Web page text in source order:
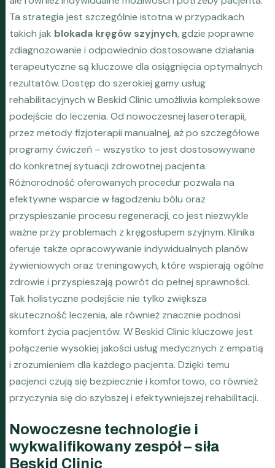
Ta strategia jest szczególnie istotna w przypadkach
takich jak blokada kręgów szyjnych, gdzie poprawne
zdiagnozowanie i odpowiednio dostosowane działania
terapeutyczne są kluczowe dla osiągnięcia optymalnych
rezultatów. Dostęp do szerokiej gamy usług
rehabilitacyjnych w Beskid Clinic umożliwia kompleksowe
podejście do leczenia. Od nowoczesnej laseroterapii,
przez metody fizjoterapii manualnej, aż po szczegółowe
programy ćwiczeń – wszystko to jest dostosowywane
do konkretnej sytuacji zdrowotnej pacjenta.
Różnorodność oferowanych procedur pozwala na
efektywne wsparcie w łagodzeniu bólu oraz
przyspieszanie procesu regeneracji, co jest niezwykle
ważne przy problemach z kręgosłupem szyjnym. Klinika
oferuje także opracowywanie indywidualnych planów
żywieniowych oraz treningowych, które wspierają ogólne
zdrowie i przyspieszają powrót do pełnej sprawności.
Tak holistyczne podejście nie tylko zwiększa
skuteczność leczenia, ale również znacznie podnosi
komfort życia pacjentów. W Beskid Clinic kluczowe jest
połączenie wysokiej jakości usług medycznych z empatią
i zrozumieniem dla każdego pacjenta. Dzięki temu
pacjenci czują się bezpiecznie i komfortowo, co również
przyczynia się do szybszej i efektywniejszej rehabilitacji.
Nowoczesne technologie i
wykwalifikowany zespół – siła
Beskid Clinic